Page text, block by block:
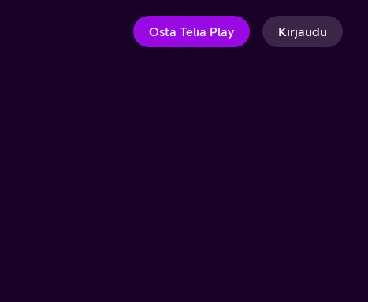
Osta Telia Play Kirjaudu